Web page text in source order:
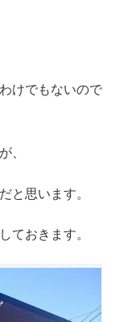
けでもないので
、
と思います。
ておきます。